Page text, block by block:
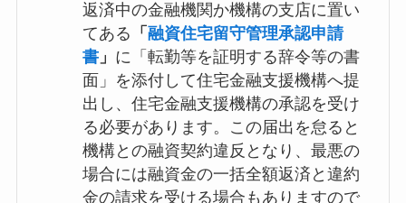
返済中の金融機関か機構の支店に置い
てある 「 融資住宅留守管理承認申請
書」 に「転勤等を証明する辞令等の書
面」を添付して住宅金融支援機構へ提
出し、住宅金融支援機構の承認を受け
る必要があります。この届出を怠ると
機構との融資契約違反となり、最悪の
場合には融資金の一括全額返済と違約
金の請求を受ける場合もありますので